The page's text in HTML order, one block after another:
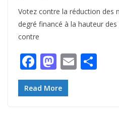
Votez contre la réduction des
degré financé à la hauteur
contre
F
ac
e
M
as
to
E
Read More